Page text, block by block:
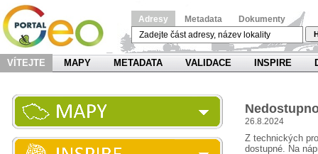
Adresy Metadata Dokumenty
VÍTEJTE MAPY METADATA VALIDACE INSPIRE
26.8.2024
Z technických
dostupné. Na